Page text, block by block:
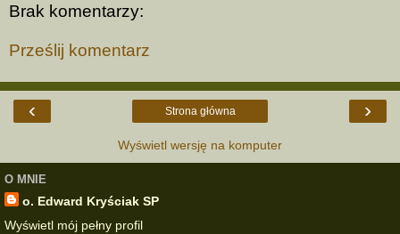
Brak komentarzy:
Prześlij komentarz
‹ ›
Strona główna
Wyświetl wersję na komputer
O MNIE
o. Edward Kryściak SP
Wyświetl mój pełny profil